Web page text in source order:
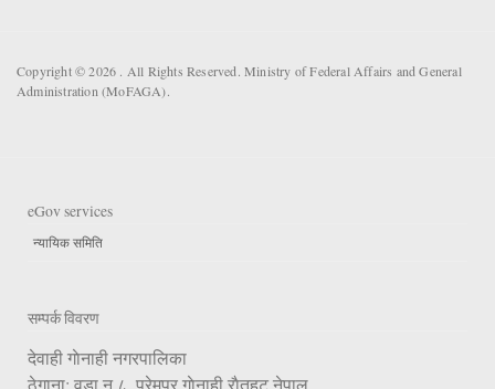
Copyright © 2026 . All Rights Reserved. Ministry of Federal Affairs and General
Administration (MoFAGA).
eGov services
न्यायिक समिति
सम्पर्क विवरण
देवाही गाेनाही नगरपालिका
ठेगाना: वडा न.८, प्रेमपुर गाेनाही,राैतहट,नेपाल